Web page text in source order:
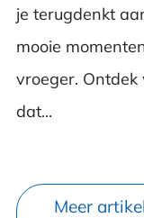
je terugdenkt
mooie
vroeger.
dat...
Meer